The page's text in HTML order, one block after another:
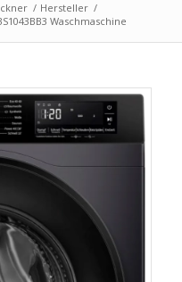
/ Hersteller /
Waschmaschine